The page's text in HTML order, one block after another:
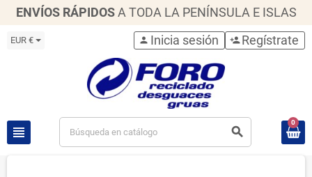
ENVÍOS RÁPIDOS A TODA LA PENÍNSULA E ISLAS
EUR €
view_headline search
person Inicia sesión person_add Regístrate
0